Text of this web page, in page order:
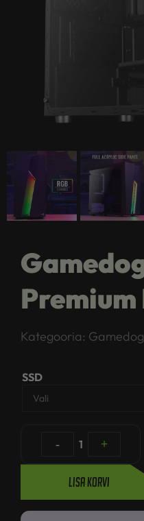
Premium
Kategooria:
SSD
- 1 +
Lisa korvi